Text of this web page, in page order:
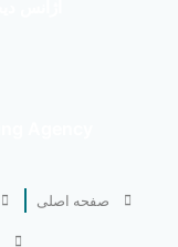
صفحه اصلی